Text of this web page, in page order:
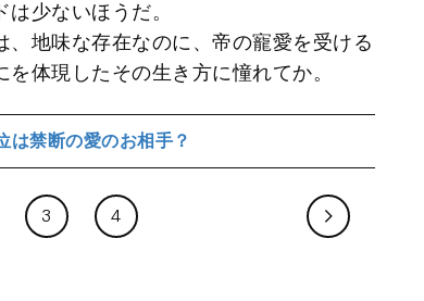
少ないほうだ。
地味な存在なのに、帝の寵愛を受ける
体現したその生き方に憧れてか。
は禁断の愛のお相手？
3 4